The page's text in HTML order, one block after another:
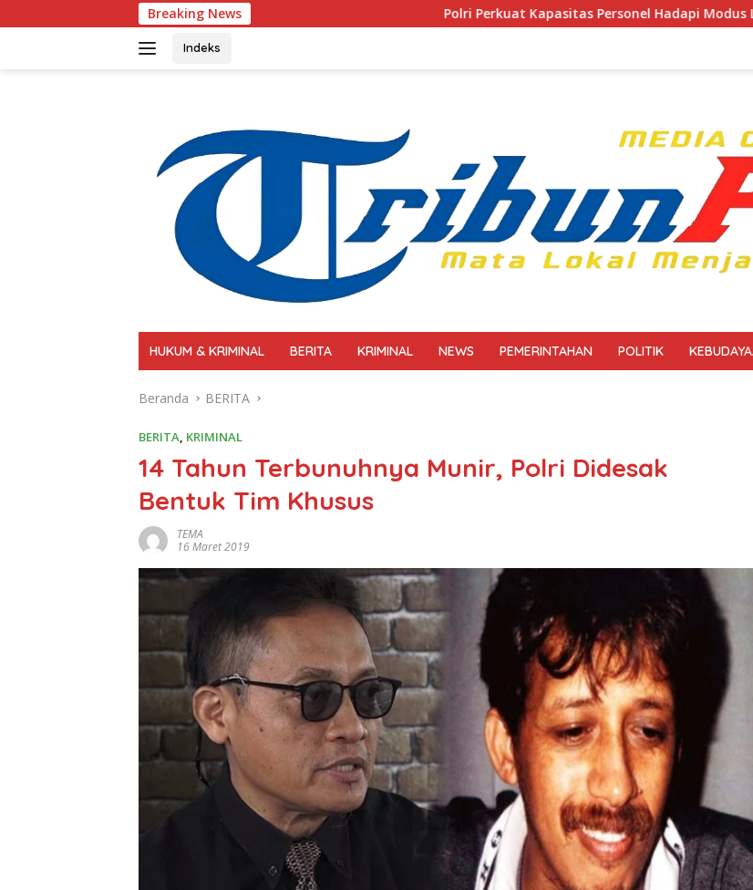
ke
Breaking News Polri Perkuat Kapasitas Personel Hadapi Modus Love Scamming yang
Indeks
HUKUM & KRIMINAL BERITA KRIMINAL NEWS PEMERINTAHAN POLITIK
Beranda BERITA
BERITA, KRIMINAL
14 Tahun Terbunuhnya Munir, Polri Didesak
Bentuk Tim Khusus
TEMA
16 Maret 2019